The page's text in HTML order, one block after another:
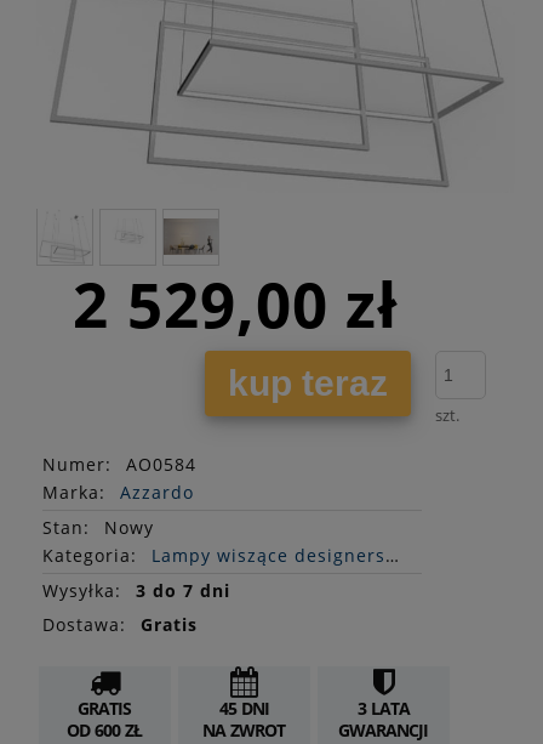
2 529,00 zł
kup teraz
szt.
Numer:
AO0584
Marka:
Azzardo
Stan:
Nowy
Kategoria:
Lampy wiszące designerskie
Wysyłka:
3 do 7 dni
Dostawa:
Gratis
GRATIS
OD 600 ZŁ
45 DNI
NA ZWROT
3 LATA
GWARANCJI